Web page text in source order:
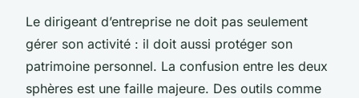
Le dirigeant d’entreprise ne doit pas seulement
gérer son activité : il doit aussi protéger son
patrimoine personnel. La confusion entre les deux
sphères est une faille majeure. Des outils comme